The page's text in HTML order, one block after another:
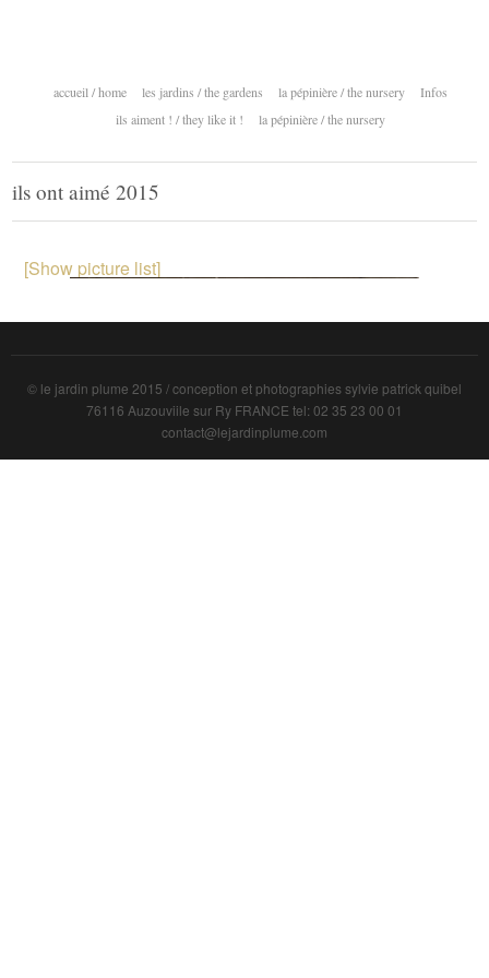
accueil / home les jardins / the gardens la pépinière / the nursery
Infos
ils aiment ! / they like it !
la pépinière / the nursery
ils ont aimé 2015
[Show picture list]
© le jardin plume 2015 / conception et photographies sylvie patrick quibel
76116 Auzouviile sur Ry FRANCE tel: 02 35 23 00 01
contact@lejardinplume.com